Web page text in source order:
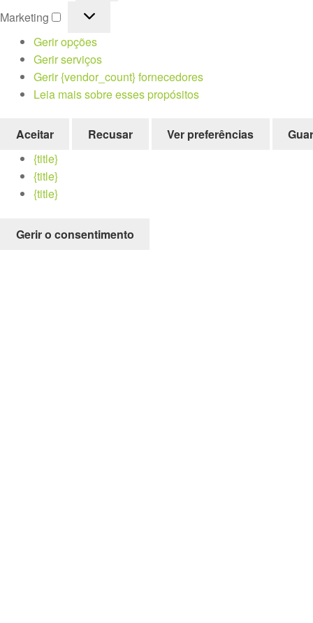
Marketing
Marketing
Gerir opções
Gerir serviços
Gerir {vendor_count} fornecedores
Leia mais sobre esses propósitos
Aceitar Recusar Ver preferências
{title}
{title}
{title}
Gerir o consentimento